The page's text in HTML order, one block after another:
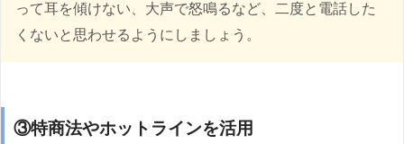
って耳を傾けない、大声で怒鳴るなど、二度と電話した
くないと思わせるようにしましょう。
③特商法やホットラインを活用